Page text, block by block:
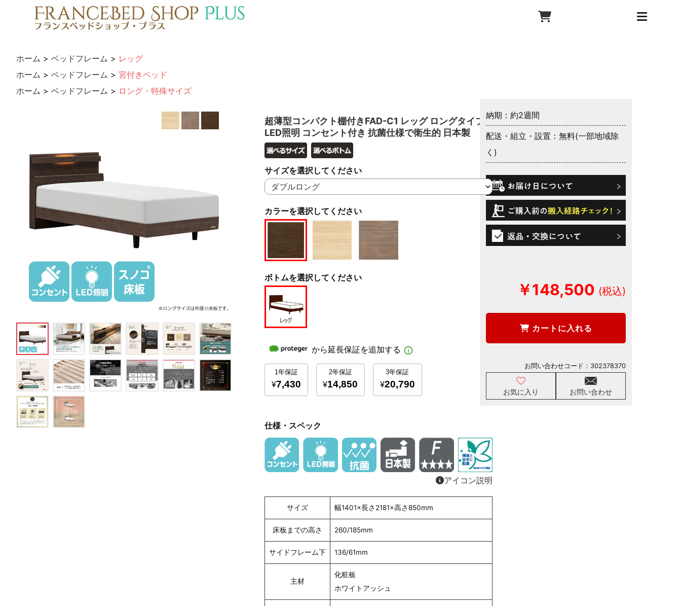
ホーム > ベッドフレーム > レッグ
ホーム > ベッドフレーム > 宮付きベッド
ホーム > ベッドフレーム > ロング・特殊サイズ
超薄型コンパクト棚付きFAD-C1 レッグ ロングタイプ
LED照明 コンセント付き 抗菌仕様で衛生的 日本製
カラーを選択してください
サイズを選択してください
ボトムを選択してください
仕様・スペック
アイコン説明
サイズ 幅1401×長さ2181×高さ850mm
床板までの高さ 260/185mm
サイドフレーム下 136/61mm
主材
化粧板
ホワイトアッシュ
納期：約2週間
配送・組立・設置：無料(一部地域除
く)
￥148,500
カートに入れる
お気に入り お問い合わせ
お問い合わせコード： 302378370